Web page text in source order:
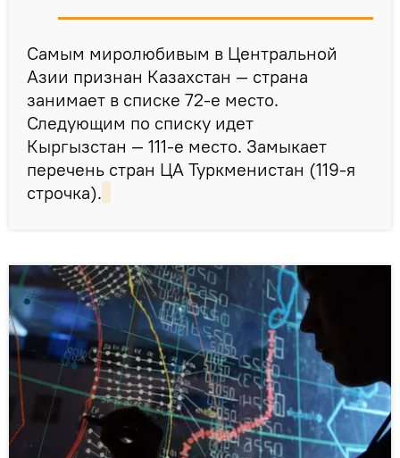
Самым миролюбивым в Центральной
Азии признан Казахстан — страна
занимает в списке 72-е место.
Следующим по списку идет
Кыргызстан — 111-е место. Замыкает
перечень стран ЦА Туркменистан (119-я
строчка).